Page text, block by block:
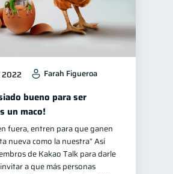
2022 Farah Figueroa
bueno para ser
un maco!
fuera, entren para que ganen
nueva como la nuestra” Así
de Kakao Talk para darle
a que más personas